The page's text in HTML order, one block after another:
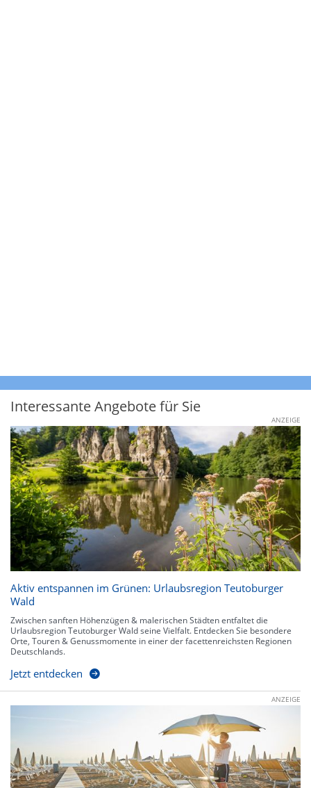
Interessante Angebote für Sie
ANZEIGE
Aktiv entspannen im Grünen: Urlaubsregion Teutoburger
Wald
Zwischen sanften Höhenzügen & malerischen Städten entfaltet die
Urlaubsregion Teutoburger Wald seine Vielfalt. Entdecken Sie besondere
Orte, Touren & Genussmomente in einer der facettenreichsten Regionen
Deutschlands.
Jetzt entdecken
ANZEIGE